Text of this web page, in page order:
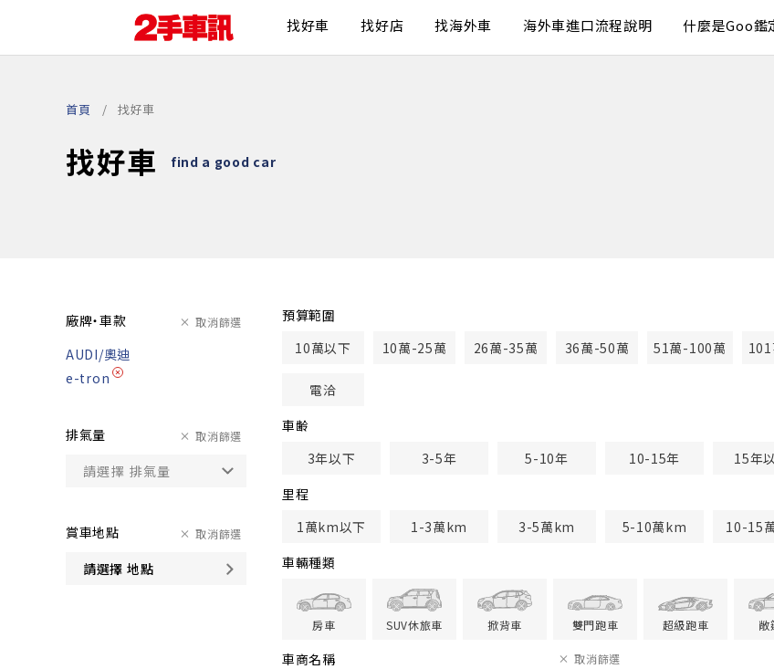
找好車 找好店 找海外車 海外車進口流程說明 什麼是Goo鑑
首頁 找好車
找好車 find a good car
廠牌・車款 取消篩選
AUDI/奧迪
e-tron
排氣量 取消篩選
賞車地點
請選擇 地點
取消篩選
預算範圍
10萬以下
10萬-25萬 26萬-35萬 36萬-50萬 51萬-100萬
電洽
車齢
3年以下
3-5年 5-10年 10-15年 15年
里程
1萬km以下
1-3萬km 3-5萬km 5-10萬km 10-15
車輛種類
房車 SUV休旅車 掀背車 雙門跑車 超級跑車 敞
車商名稱 取消篩選